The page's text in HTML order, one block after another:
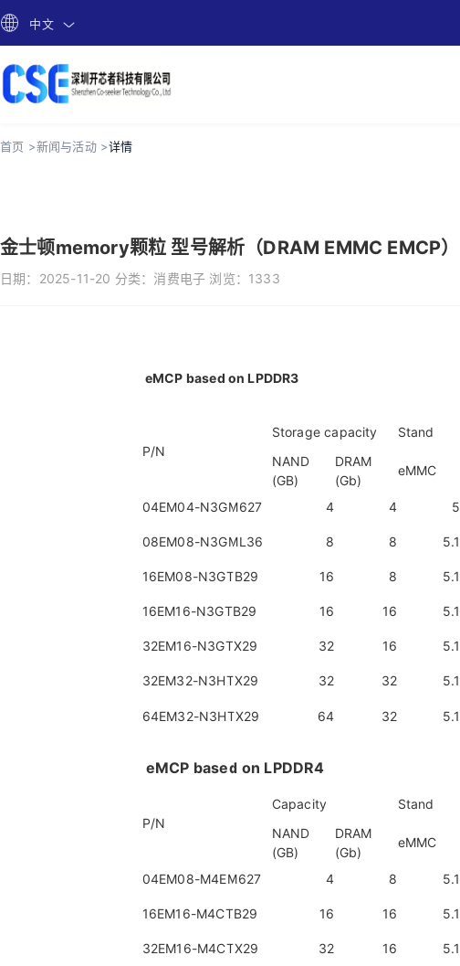
中文
首页 >新闻与活动 >详情
金士顿memory颗粒 型号解析（DRAM EMMC EMCP）
日期： 2025-11-20 分类： 消费电子 浏览： 1333
eMCP based on LPDDR3
P/N
Storage capacity Stand
NAND DRAM
eMMC
(GB)
(Gb)
04EM04-N3GM627
4 4 5
08EM08-N3GML36 8 8 5.1
16EM08-N3GTB29 16 8 5.1
16EM16-N3GTB29 16 16 5.1
32EM16-N3GTX29 32 16 5.1
32EM32-N3HTX29 32 32 5.1
64EM32-N3HTX29 64 32 5.1
eMCP based on LPDDR4
P/N
Capacity Stand
NAND DRAM
eMMC
(GB)
(Gb)
04EM08-M4EM627
4 8 5.1
16EM16-M4CTB29 16 16 5.1
32EM16-M4CTX29 32 16 5.1